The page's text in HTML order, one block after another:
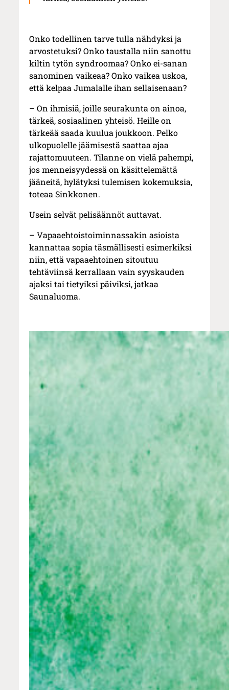
Onko todellinen tarve tulla nähdyksi ja
arvostetuksi? Onko taustalla niin sanottu
kiltin tytön syndroomaa? Onko ei-sanan
sanominen vaikeaa? Onko vaikea uskoa,
että kelpaa Jumalalle ihan sellaisenaan?
– On ihmisiä, joille seurakunta on ainoa,
tärkeä, sosiaalinen yhteisö. Heille on
tärkeää saada kuulua joukkoon. Pelko
ulkopuolelle jäämisestä saattaa ajaa
rajattomuuteen. Tilanne on vielä pahempi,
jos menneisyydessä on käsittelemättä
jääneitä, hylätyksi tulemisen kokemuksia,
toteaa Sinkkonen.
Usein selvät pelisäännöt auttavat.
– Vapaaehtoistoiminnassakin asioista
kannattaa sopia täsmällisesti esimerkiksi
niin, että vapaaehtoinen sitoutuu
tehtäviinsä kerrallaan vain syyskauden
ajaksi tai tietyiksi päiviksi, jatkaa
Saunaluoma.